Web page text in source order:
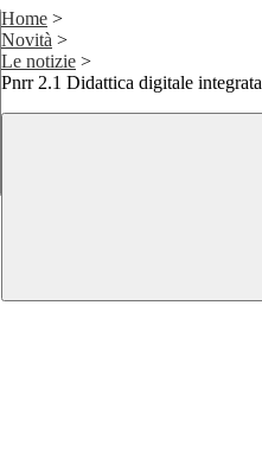
Home >
Novità >
Le notizie >
Pnrr 2.1 Didattica digitale integrata